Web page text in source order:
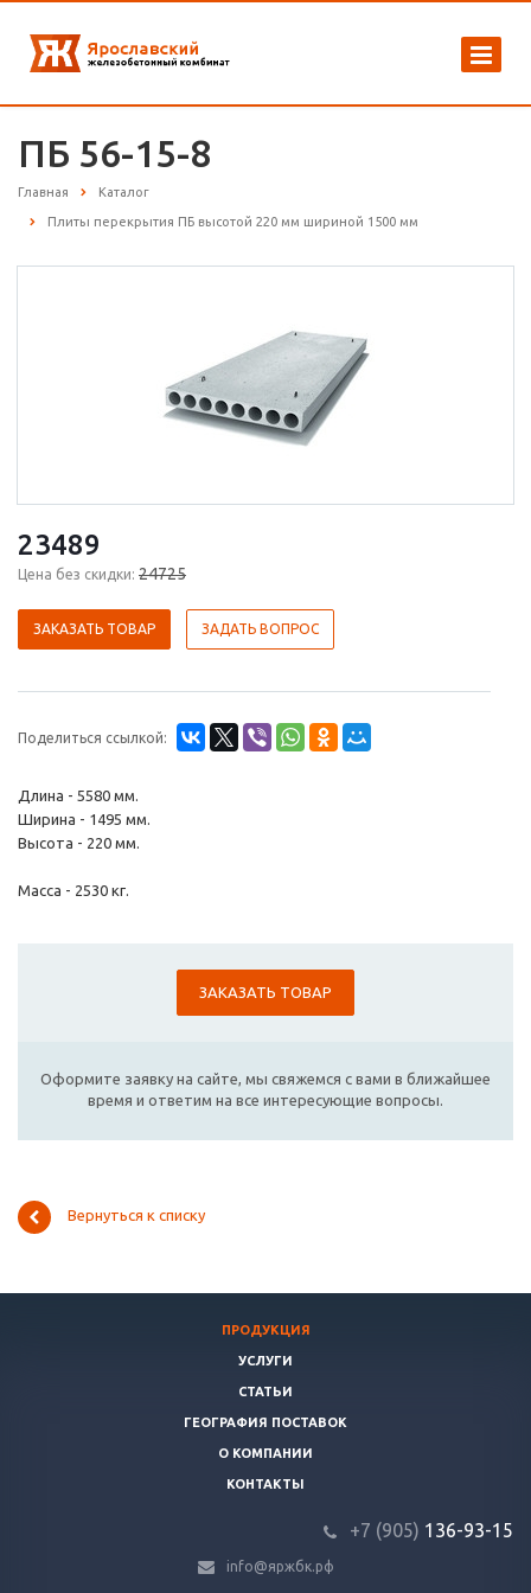
ПБ 56-15-8
Главная Каталог
Плиты перекрытия ПБ высотой 220 мм шириной 1500 мм
23489
Цена без скидки: 24725
ЗАКАЗАТЬ ТОВАР ЗАДАТЬ ВОПРОС
Поделиться ссылкой:
Длина - 5580 мм.
Ширина - 1495 мм.
Высота - 220 мм.
Масса - 2530 кг.
ЗАКАЗАТЬ ТОВАР
Оформите заявку на сайте, мы свяжемся с вами в ближайшее
время и ответим на все интересующие вопросы.
Вернуться к списку
ПРОДУКЦИЯ
УСЛУГИ
СТАТЬИ
ГЕОГРАФИЯ ПОСТАВОК
О КОМПАНИИ
КОНТАКТЫ
+7 (905) 136-93-15
info@яржбк.рф